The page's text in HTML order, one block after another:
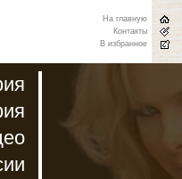
На главную
Контакты
В избранное